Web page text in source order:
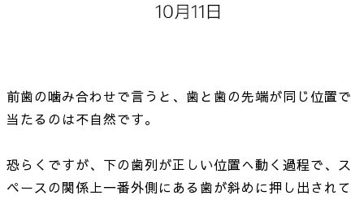
前歯の噛み合わせで言うと、歯と歯の先端が同じ位置で
当たるのは不自然です。
恐らくですが、下の歯列が正しい位置へ動く過程で、ス
ペースの関係上一番外側にある歯が斜めに押し出されて